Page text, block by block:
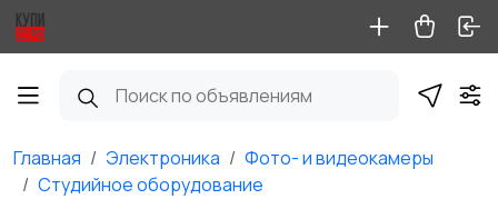
Главная Электроника
Фото- и видеокамеры
Студийное оборудование